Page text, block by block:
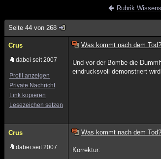
Rubrik
Seite 44 von 268
Crus
dabei seit 2007
Profil anzeigen
Private Nachricht
Link kopieren
Lesezeichen setzen
Was kommt nach dem Tod?
Und vor der Bombe die
eindrucksvoll demonstriert
Crus
dabei seit 2007
Was kommt nach dem Tod?
Korrektur: